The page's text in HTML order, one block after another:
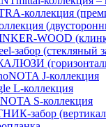
коллекция
WOOD
забор (стекляный
J-коллекция
L-коллекция
S-коллекция
забор